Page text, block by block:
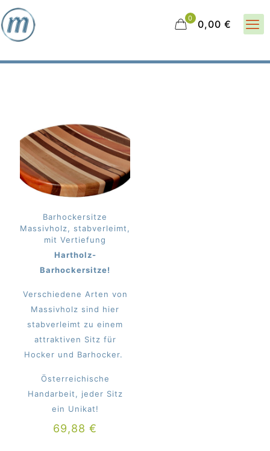
0 0,00 €
Barhockersitze
Massivholz, stabverleimt,
mit Vertiefung
Hartholz-
Barhockersitze!
Verschiedene Arten von
Massivholz sind hier
stabverleimt zu einem
attraktiven Sitz für
Hocker und Barhocker.
Österreichische
Handarbeit, jeder Sitz
ein Unikat!
69,88€